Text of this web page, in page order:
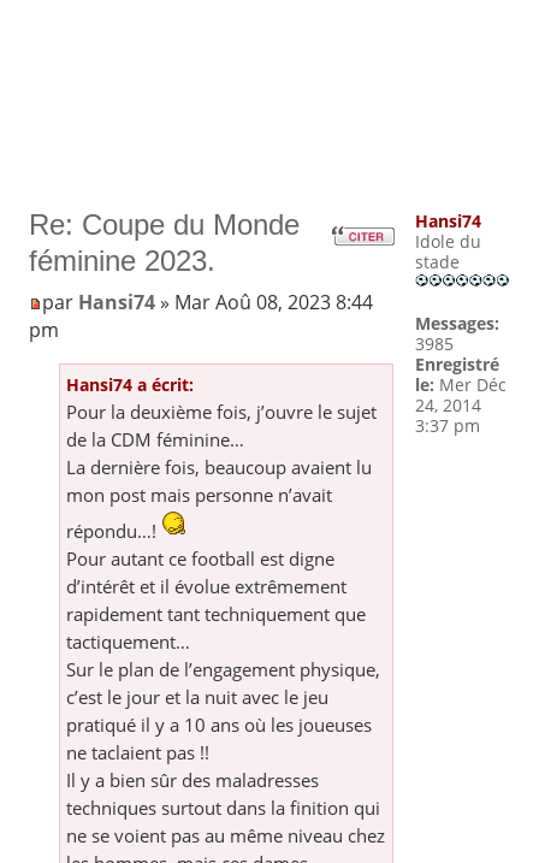
Re: Coupe du Monde
féminine 2023.
par Hansi74» Mar Aoû 08, 2023 8:44
pm
Hansi74 a écrit:
Pour la deuxième fois, j’ouvre le sujet
de la CDM féminine…
La dernière fois, beaucoup avaient lu
mon post mais personne n’avait
répondu…!
Pour autant ce football est digne
d’intérêt et il évolue extrêmement
rapidement tant techniquement que
tactiquement…
Sur le plan de l’engagement physique,
c’est le jour et la nuit avec le jeu
pratiqué il y a 10 ans où les joueuses
ne taclaient pas !!
Il y a bien sûr des maladresses
techniques surtout dans la finition qui
ne se voient pas au même niveau chez
Hansi74
Idole du
stade
Messages:
3985
Enregistré
le: Mer Déc
24, 2014
3:37 pm